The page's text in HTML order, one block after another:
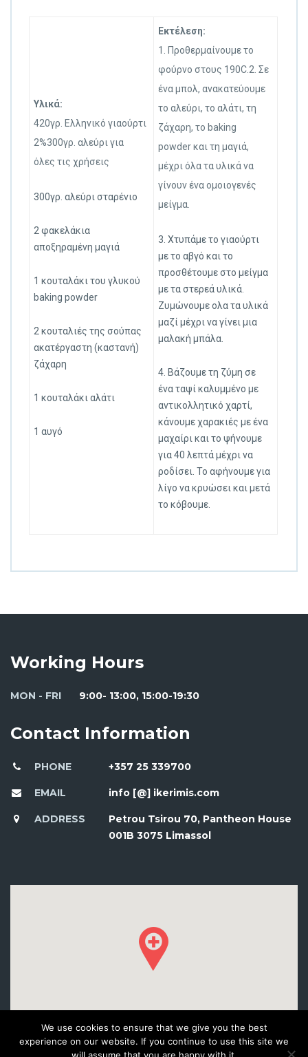
Υλικά:
420γρ. Ελληνικό γιαούρτι
2%300γρ. αλεύρι για
όλες τις χρήσεις
300γρ. αλεύρι σταρένιο
2 φακελάκια
αποξηραμένη μαγιά
1 κουταλάκι του γλυκού
baking powder
2 κουταλιές της σούπας
ακατέργαστη (καστανή)
ζάχαρη
1 κουταλάκι αλάτι
1 αυγό
Εκτέλεση:
1. Προθερμαίνουμε το
φούρνο στους 190C.2. Σε
ένα μπολ, ανακατεύουμε
το αλεύρι, το αλάτι, τη
ζάχαρη, το baking
powder και τη μαγιά,
μέχρι όλα τα υλικά να
γίνουν ένα ομοιογενές
μείγμα.
3. Χτυπάμε το γιαούρτι
με το αβγό και το
προσθέτουμε στο μείγμα
με τα στερεά υλικά.
Ζυμώνουμε ολα τα υλικά
μαζί μέχρι να γίνει μια
μαλακή μπάλα.
4. Βάζουμε τη ζύμη σε
ένα ταψί καλυμμένο με
αντικολλητικό χαρτί,
κάνουμε χαρακιές με ένα
μαχαίρι και το ψήνουμε
για 40 λεπτά μέχρι να
ροδίσει. Το αφήνουμε για
λίγο να κρυώσει και μετά
το κόβουμε.
Working Hours
MON - FRI 9:00- 13:00, 15:00-19:30
Contact Information
PHONE +357 25 339700
EMAIL info [@] ikerimis.com
ADDRESS
Petrou Tsirou 70, Pantheon House
001B 3075 Limassol
We use cookies to ensure that we give you the best
experience on our website. If you continue to use this site we